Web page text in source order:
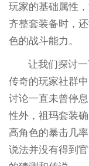
玩家的基础属性
齐整套装备时，
色的战斗能力。
让我们探讨
传奇的玩家社群
讨论一直未曾停
性外，祖玛套装
高角色的暴击几
说法并没有得到